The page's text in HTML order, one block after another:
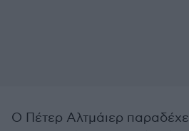
Ο Πέτερ Αλτμάιερ